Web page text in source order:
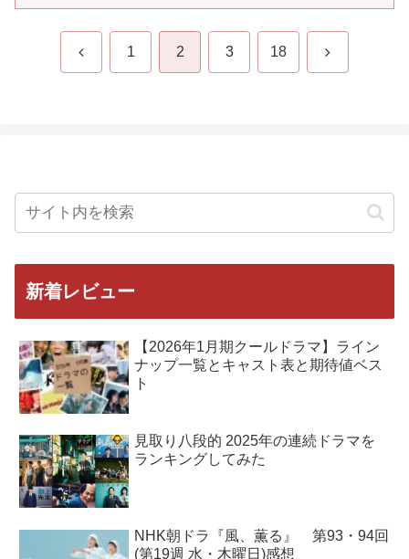
前 1 2 3 18 次
新着レビュー
【2026年1月期クールドラマ】ライン
ナップ一覧とキャスト表と期待値ベス
ト
見取り八段的 2025年の連続ドラマを
ランキングしてみた
NHK朝ドラ『風、薫る』 第93・94回
(第19週 水・木曜日)感想